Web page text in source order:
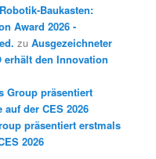
Baukasten:
Award 2026 -
zuAusgezeichneter
erhält den Innovation
Group präsentiert
der CES 2026
präsentiert erstmals
2026